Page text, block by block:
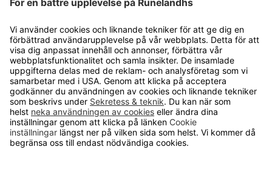
Cookie inställningar
OM RUNELANDHS
Om Runelandhs
Köpvillkor